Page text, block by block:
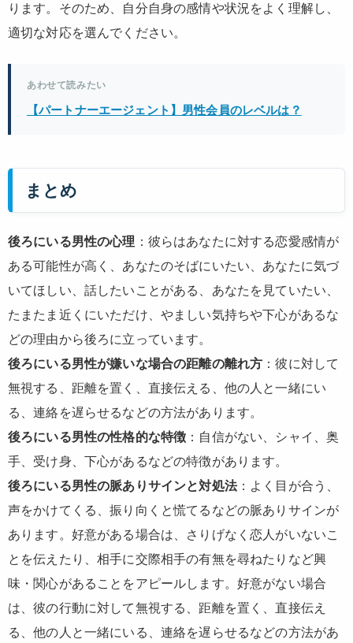
ります。そのため、自分自身の感情や状況をよく理解し、
適切な対応を選んでください。
あわせて読みたい
【パートナーエージェント】男性会員のレベルは？
まとめ
後ろにいる男性の心理 ：彼らはあなたに対する恋愛感情が
ある可能性が高く、あなたのそばにいたい、あなたに気づ
いてほしい、話したいことがある、あなたを見ていたい、
たまたま近くにいただけ、やましい気持ちや下心があるな
どの理由から後ろに立っています。
後ろにいる男性が嫌いな場合の距離の離れ方 ：彼に対して
無視する、距離を置く、直接伝える、他の人と一緒にい
る、連絡を遅らせるなどの方法があります。
後ろにいる男性の性格的な特徴 ：自信がない、シャイ、奥
手、受け身、下心があるなどの特徴があります。
後ろにいる男性の脈ありサインと対処法：よく目が合う、
声をかけてくる、振り向くと慌てるなどの脈ありサインが
あります。好意がある場合は、さりげなく恋人がいないこ
とを伝えたり、相手に交際相手の有無を尋ねたりなど興
味・関心があることをアピールします。好意がない場合
は、彼の行動に対して無視する、距離を置く、直接伝え
る、他の人と一緒にいる、連絡を遅らせるなどの方法があ